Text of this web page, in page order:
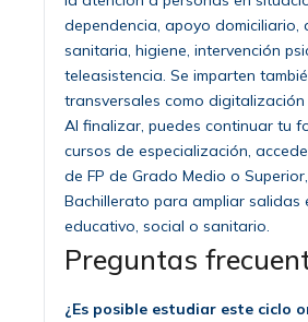
dependencia, apoyo domiciliario,
sanitaria, higiene, intervención
teleasistencia. Se imparten
transversales como
Al finalizar, puedes continuar tu
cursos de especialización,
de FP de Grado Medio o
Bachillerato para ampliar salidas
educativo, social o sanitario.
Preguntas
¿Es posible estudiar este ciclo